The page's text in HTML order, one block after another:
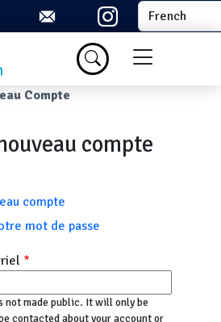
Select your
Menu du
Compte
compte
compte
mot de passe
not made public. It will only be
contacted about your account or